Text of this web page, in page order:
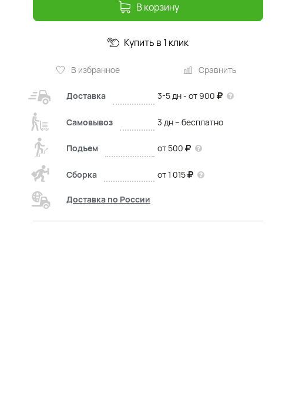
В корзину
В избранное Сравнить
Купить в 1 клик
Доставка 3-5 дн - от 900
Самовывоз 3 дн – бесплатно
Подъем от 500
Сборка от 1 015
Доставка по России